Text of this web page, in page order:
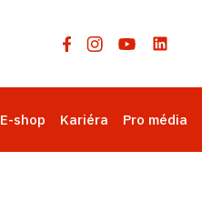
E-shop Kariéra Pro média